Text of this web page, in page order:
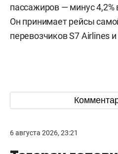
пассажиров — минус
Он принимает рейсы
перевозчиков S7 Airlines и
6 августа 2026, 23:21